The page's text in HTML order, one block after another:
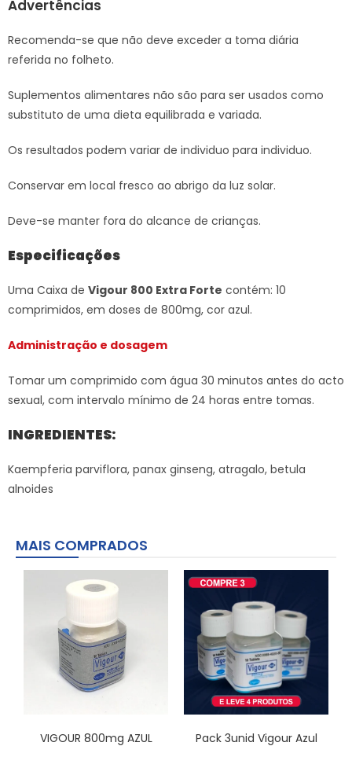
Advertências
Recomenda-se que não deve exceder a toma diária
referida no folheto.
Suplementos alimentares não são para ser usados como
substituto de uma dieta equilibrada e variada.
Os resultados podem variar de individuo para individuo.
Conservar em local fresco ao abrigo da luz solar.
Deve-se manter fora do alcance de crianças.
Especificações
Uma Caixa de Vigour 800 Extra Forte contém: 10
comprimidos, em doses de 800mg, cor azul.
Administração e dosagem
Tomar um comprimido com água 30 minutos antes do acto
sexual, com intervalo mínimo de 24 horas entre tomas.
INGREDIENTES:
Kaempferia parviflora, panax ginseng, atragalo, betula
alnoides
MAIS COMPRADOS
VIGOUR 800mg AZUL Pack 3unid Vigour Azul